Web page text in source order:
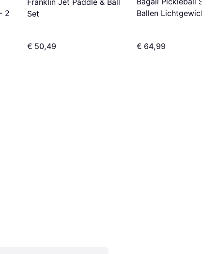
2
Franklin Jet Paddle & Ball
Set
€ 50,49
Ballen Lichtgewicht
€ 64,99